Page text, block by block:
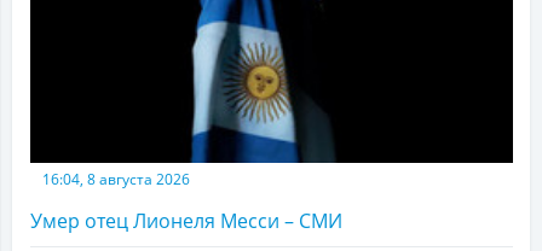
16:04, 8 августа 2026
Умер отец Лионеля Месси – СМИ